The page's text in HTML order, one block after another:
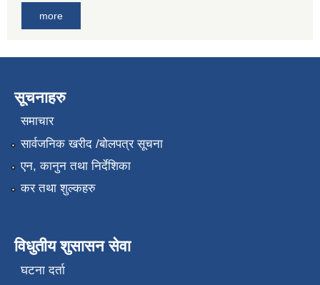
more
सूचनाहरु
समाचार
सार्वजनिक खरीद /बोलपत्र सूचना
एन, कानुन तथा निर्देशिका
कर तथा शुल्कहरु
विधुतीय शुसासन सेवा
घटना दर्ता